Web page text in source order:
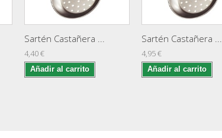
Sartén Castañera ...
4,40 €
Añadir al carrito
Sartén Castañera ...
4,95 €
Añadir al carrito